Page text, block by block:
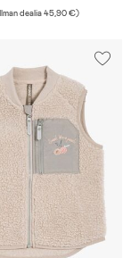
Ilman dealia45,90 €)